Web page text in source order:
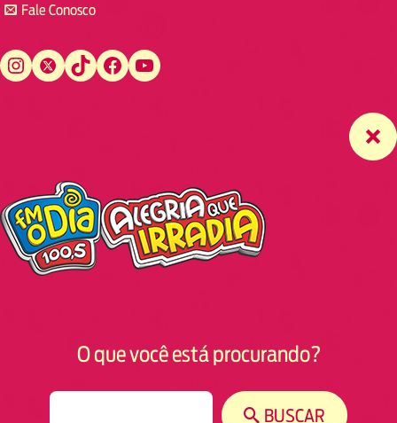
Fale Conosco
Instagram Twitter TikTok Facebook YouTube
O que você está procurando?
BUSCAR